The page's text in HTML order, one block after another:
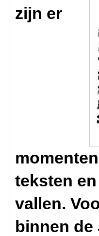
zijn er
teksten
vallen.
binnen de